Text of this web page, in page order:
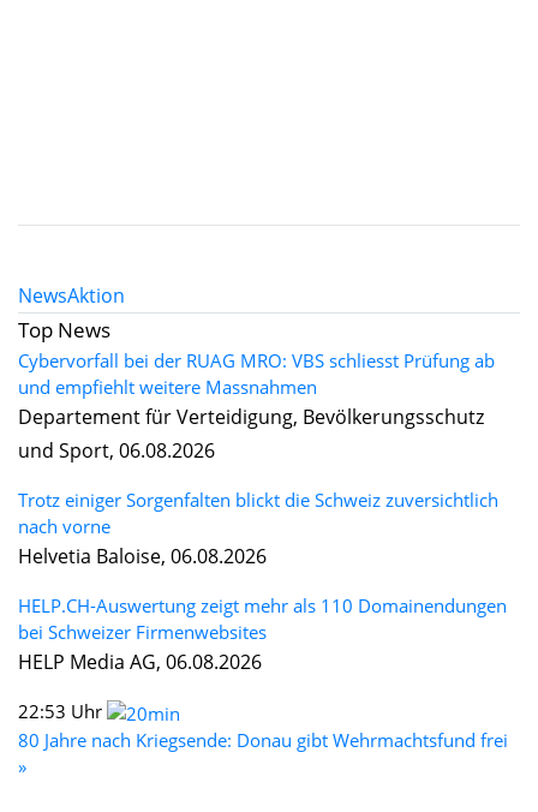
NewsAktion
Top News
Cybervorfall bei der RUAG MRO: VBS schliesst Prüfung ab
und empfiehlt weitere Massnahmen
Departement für Verteidigung, Bevölkerungsschutz
und Sport, 06.08.2026
Trotz einiger Sorgenfalten blickt die Schweiz zuversichtlich
nach vorne
Helvetia Baloise, 06.08.2026
HELP.CH-Auswertung zeigt mehr als 110 Domainendungen
bei Schweizer Firmenwebsites
HELP Media AG, 06.08.2026
22:53 Uhr
80 Jahre nach Kriegsende: Donau gibt Wehrmachtsfund frei
»